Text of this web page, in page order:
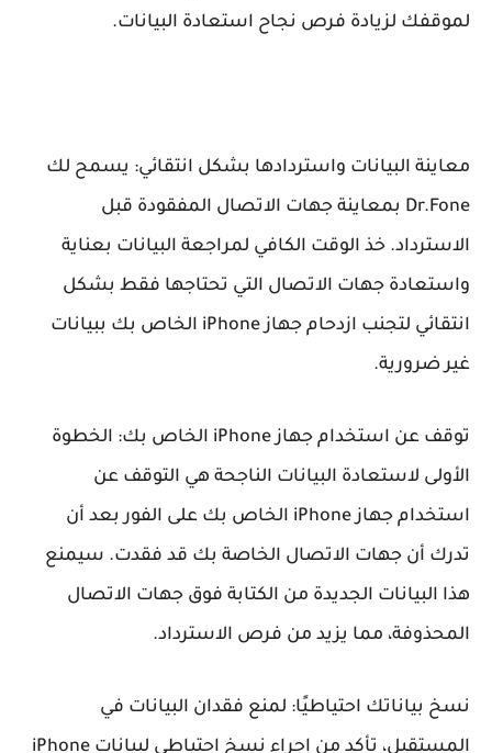
لموقفك لزيادة فرص نجاح استعادة البيانات.
معاينة البيانات واستردادها بشكل انتقائي: يسمح لك
Dr.Fone بمعاينة جهات الاتصال المفقودة قبل
الاسترداد. خذ الوقت الكافي لمراجعة البيانات بعناية
واستعادة جهات الاتصال التي تحتاجها فقط بشكل
انتقائي لتجنب ازدحام جهاز iPhone الخاص بك ببيانات
غير ضرورية.
توقف عن استخدام جهاز iPhone الخاص بك: الخطوة
الأولى لاستعادة البيانات الناجحة هي التوقف عن
استخدام جهاز iPhone الخاص بك على الفور بعد أن
تدرك أن جهات الاتصال الخاصة بك قد فقدت. سيمنع
هذا البيانات الجديدة من الكتابة فوق جهات الاتصال
المحذوفة، مما يزيد من فرص الاسترداد.
نسخ بياناتك احتياطيًا: لمنع فقدان البيانات في
المستقبل، تأكد من إجراء نسخ احتياطي لبيانات iPhone